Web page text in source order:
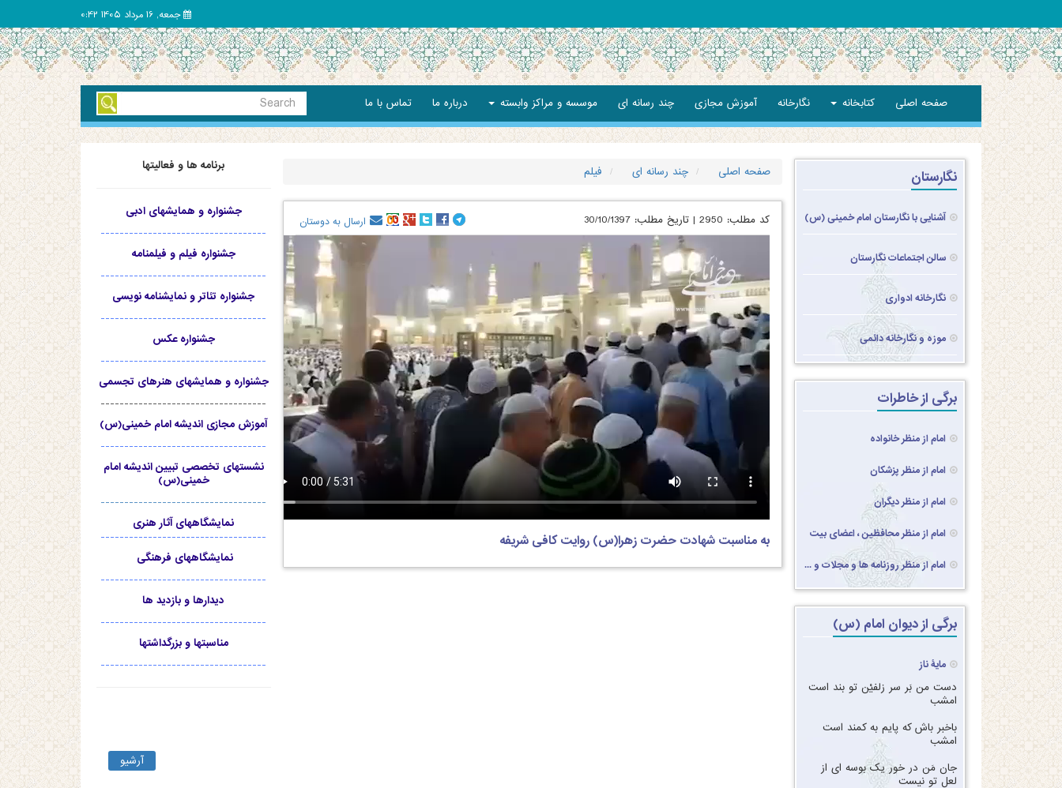
جمعه, 16 مرداد 1405 0:42
صفحه اصلی کتابخانه نگارخانه آموزش مجازی چند رسانه ای موسسه و مراکز وابسته درباره ما تماس با ما
نگارستان
آشنایی با نگارستان امام خمینی (س)
سالن اجتماعات نگارستان
نگارخانه ادواری
موزه و نگارخانه دائمی
برگی از خاطرات
امام از منظر خانواده
امام از منظر پزشکان
امام از منظر دیگران
امام از منظر محافظین ، اعضای بیت
امام از منظر روزنامه ها و مجلات و ...
برگی از دیوان امام (س)
مایۀ ناز
دست من بَر سر زلفیْن تو بند است
امشب‏
‏‏باخبر باش که پایم به کمند است
امشب‏
‏‏جان مَن در خور یک بوسه ای از
لعل تو نیست‏
صفحه اصلی چند رسانه ای فیلم
کد مطلب: 2950
| تاریخ مطلب: 30/10/1397 ارسال به دوستان
به مناسبت شهادت حضرت زهرا(س) روایت کافی شریفه
برنامه ها و فعالیتها
جشنواره و همایشهای ادبی
-----------------------------------
جشنواره فیلم و فیلمنامه
-----------------------------------
جشنواره تئاتر و نمایشنامه نویسی
-----------------------------------
جشنواره عکس
-----------------------------------
جشنواره و همایشهای هنرهای تجسمی
-----------------------------------
آموزش مجازی اندیشه امام خمینی(س)
-----------------------------------
نشستهای تخصصی تبیین اندیشه امام
خمینی(س)
-----------------------------------
نمایشگاههای آثار هنری
-----------------------------------
نمایشگاههای فرهنگی
-----------------------------------
دیدارها و بازدید ها
-----------------------------------
مناسبتها و بزرگداشتها
-----------------------------------
آرشیو